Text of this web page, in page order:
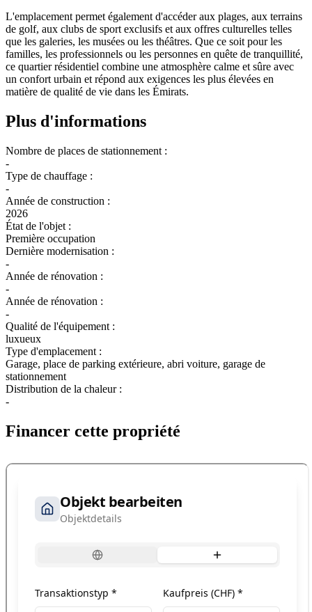
L'emplacement permet également d'accéder aux plages, aux terrains
de golf, aux clubs de sport exclusifs et aux offres culturelles telles
que les galeries, les musées ou les théâtres. Que ce soit pour les
familles, les professionnels ou les personnes en quête de tranquillité,
ce quartier résidentiel combine une atmosphère calme et sûre avec
un confort urbain et répond aux exigences les plus élevées en
matière de qualité de vie dans les Émirats.
Plus d'informations
Nombre de places de stationnement :
-
Type de chauffage :
-
Année de construction :
2026
État de l'objet :
Première occupation
Dernière modernisation :
-
Année de rénovation :
-
Année de rénovation :
-
Qualité de l'équipement :
luxueux
Type d'emplacement :
Garage, place de parking extérieure, abri voiture, garage de
stationnement
Distribution de la chaleur :
-
Financer cette propriété